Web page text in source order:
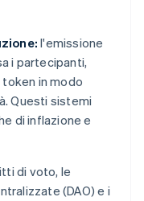
l'emissione
i partecipanti,
in modo
Questi sistemi
di inflazione e
di voto, le
(DAO) e i